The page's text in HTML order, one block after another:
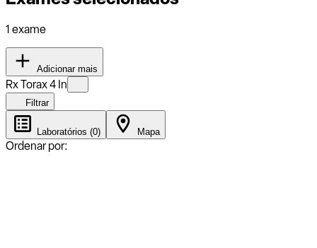
1 exame
Adicionar mais
Rx Torax 4 In
Filtrar
Laboratórios (0) Mapa
Ordenar por: